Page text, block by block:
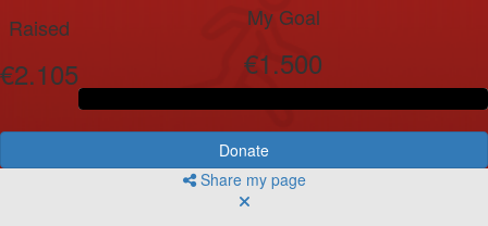
Raised
€2.105
My Goal
€1.500
Donate
Share my page